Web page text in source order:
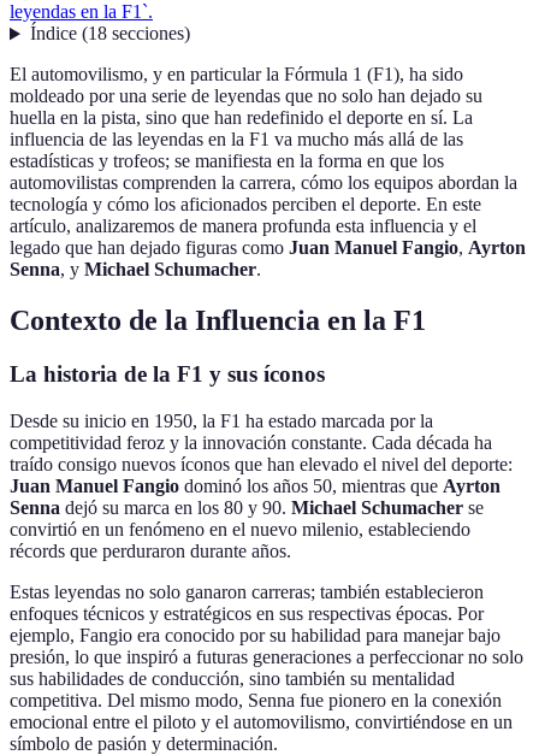
leyendas en la F1`.
Índice(18 secciones)
El automovilismo, y en particular la Fórmula 1 (F1), ha sido
moldeado por una serie de leyendas que no solo han dejado su
huella en la pista, sino que han redefinido el deporte en sí. La
influencia de las leyendas en la F1 va mucho más allá de las
estadísticas y trofeos; se manifiesta en la forma en que los
automovilistas comprenden la carrera, cómo los equipos abordan la
tecnología y cómo los aficionados perciben el deporte. En este
artículo, analizaremos de manera profunda esta influencia y el
legado que han dejado figuras como Juan Manuel Fangio, Ayrton
Senna, y Michael Schumacher.
Contexto de la Influencia en la F1
La historia de la F1 y sus íconos
Desde su inicio en 1950, la F1 ha estado marcada por la
competitividad feroz y la innovación constante. Cada década ha
traído consigo nuevos íconos que han elevado el nivel del deporte:
Juan Manuel Fangio dominó los años 50, mientras que Ayrton
Senna dejó su marca en los 80 y 90. Michael Schumacher se
convirtió en un fenómeno en el nuevo milenio, estableciendo
récords que perduraron durante años.
Estas leyendas no solo ganaron carreras; también establecieron
enfoques técnicos y estratégicos en sus respectivas épocas. Por
ejemplo, Fangio era conocido por su habilidad para manejar bajo
presión, lo que inspiró a futuras generaciones a perfeccionar no solo
sus habilidades de conducción, sino también su mentalidad
competitiva. Del mismo modo, Senna fue pionero en la conexión
emocional entre el piloto y el automovilismo, convirtiéndose en un
símbolo de pasión y determinación.